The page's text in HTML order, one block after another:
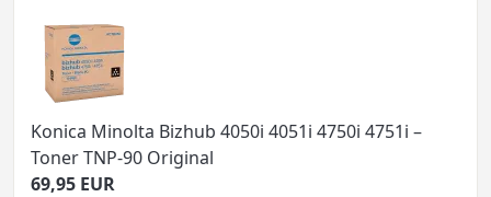
Konica Minolta Bizhub 4050i 4051i 4750i 4751i –
Toner TNP-90 Original
69,95 EUR